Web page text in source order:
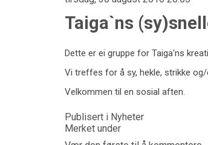
Taiga`ns
Dette er ei gruppe for Taiga'ns
Vi treffes for å sy, hekle, strikke
Velkommen til en sosial aften.
Publisert i Nyheter
Merket under